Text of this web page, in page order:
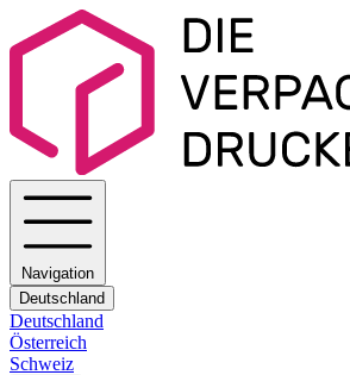
Navigation
Deutschland
Deutschland
Österreich
Schweiz